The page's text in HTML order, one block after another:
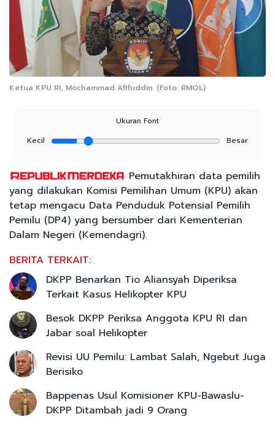
Ketua KPU RI, Mochammad Afifuddin. (Foto: RMOL)
Ukuran Font
Kecil
Besar
Pemutakhiran data pemilih
yang dilakukan Komisi Pemilihan Umum (KPU) akan
tetap mengacu Data Penduduk Potensial Pemilih
Pemilu (DP4) yang bersumber dari Kementerian
Dalam Negeri (Kemendagri).
BERITA TERKAIT:
DKPP Benarkan Tio Aliansyah Diperiksa
Terkait Kasus Helikopter KPU
Besok DKPP Periksa Anggota KPU RI dan
Jabar soal Helikopter
Revisi UU Pemilu: Lambat Salah, Ngebut Juga
Berisiko
Bappenas Usul Komisioner KPU-Bawaslu-
DKPP Ditambah jadi 9 Orang